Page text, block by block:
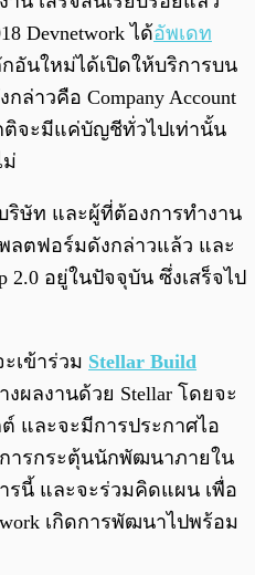
Devnetwork ได้อัพเดท
กอันใหม่ได้เปิดให้บริการบน
กล่าวคือ Company Account
จะมีแค่บัญชีทั่วไปเท่านั้น
ม่
ษัท และผู้ที่ต้องการทำงาน
ลตฟอร์มดังกล่าวแล้ว และ
2.0 อยู่ในปัจจุบัน ซึ่งเสร็จไป
เข้าร่วม Stellar Build
งผลงานด้วย Stellar โดยจะ
ต์ และจะมีการประกาศไอ
ารกระตุ้นนักพัฒนาภายใน
รนี้ และจะร่วมคิดแผน เพื่อ
เกิดการพัฒนาไปพร้อม